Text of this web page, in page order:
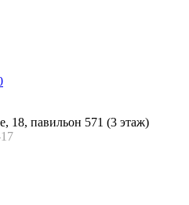
18, павильон 571 (3 этаж)